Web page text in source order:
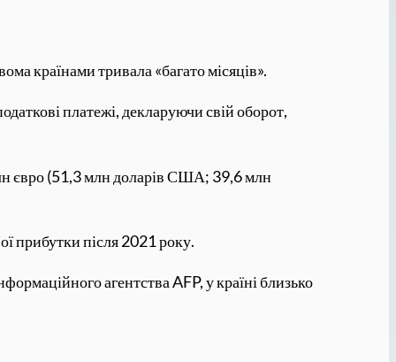
країнами тривала «багато місяців».
платежі, декларуючи свій оборот,
євро (51,3 млн доларів США; 39,6 млн
прибутки після 2021 року.
агентства AFP, у країні близько